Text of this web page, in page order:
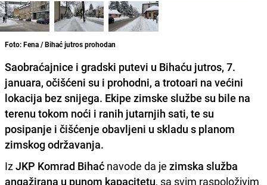
Foto: Fena / Bihać jutros prohodan
Saobraćajnice i gradski putevi u Bihaću jutros, 7.
januara, očišćeni su i prohodni, a trotoari na većini
lokacija bez snijega. Ekipe zimske službe su bile na
terenu tokom noći i ranih jutarnjih sati, te su
posipanje i čišćenje obavljeni u skladu s planom
zimskog održavanja.
IzJKP Komrad Bihać navode da je zimska služba
angažirana u punom kapacitetu, sa svim raspoloživim